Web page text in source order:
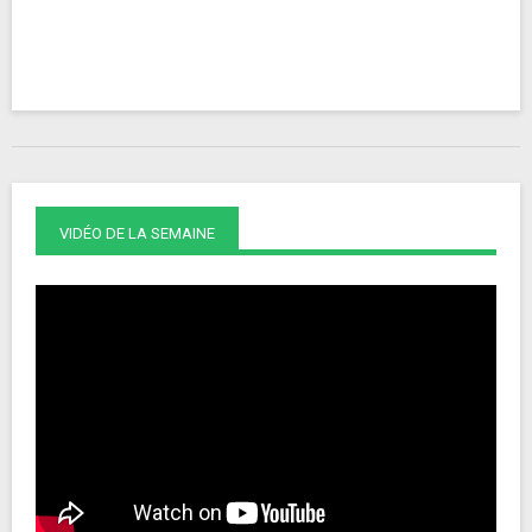
VIDÉO DE LA SEMAINE